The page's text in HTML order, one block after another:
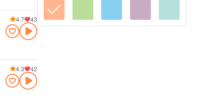
4.7 43
4.3 42